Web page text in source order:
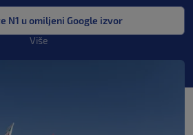
N1 u omiljeni Google izvor
Više